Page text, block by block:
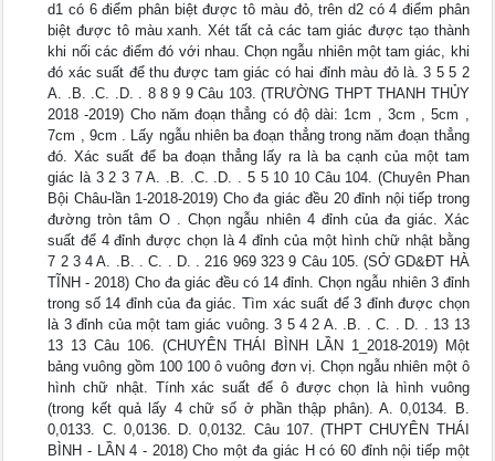
d1 có 6 điểm phân biệt được tô màu đỏ, trên d2 có 4 điểm phân
biệt được tô màu xanh. Xét tất cả các tam giác được tạo thành
khi nối các điểm đó với nhau. Chọn ngẫu nhiên một tam giác, khi
đó xác suất để thu được tam giác có hai đỉnh màu đỏ là. 3 5 5 2
A. .B. .C. .D. . 8 8 9 9 Câu 103. (TRƯỜNG THPT THANH THỦY
2018 -2019) Cho năm đoạn thẳng có độ dài: 1cm , 3cm , 5cm ,
7cm , 9cm . Lấy ngẫu nhiên ba đoạn thẳng trong năm đoạn thẳng
đó. Xác suất để ba đoạn thẳng lấy ra là ba cạnh của một tam
giác là 3 2 3 7 A. .B. .C. .D. . 5 5 10 10 Câu 104. (Chuyên Phan
Bội Châu-lần 1-2018-2019) Cho đa giác đều 20 đỉnh nội tiếp trong
đường tròn tâm O . Chọn ngẫu nhiên 4 đỉnh của đa giác. Xác
suất để 4 đỉnh được chọn là 4 đỉnh của một hình chữ nhật bằng
7 2 3 4 A. .B. . C. . D. . 216 969 323 9 Câu 105. (SỞ GD&ĐT HÀ
TĨNH - 2018) Cho đa giác đều có 14 đỉnh. Chọn ngẫu nhiên 3 đỉnh
trong số 14 đỉnh của đa giác. Tìm xác suất để 3 đỉnh được chọn
là 3 đỉnh của một tam giác vuông. 3 5 4 2 A. .B. . C. . D. . 13 13
13 13 Câu 106. (CHUYÊN THÁI BÌNH LẦN 1_2018-2019) Một
bảng vuông gồm 100 100 ô vuông đơn vị. Chọn ngẫu nhiên một ô
hình chữ nhật. Tính xác suất để ô được chọn là hình vuông
(trong kết quả lấy 4 chữ số ở phần thập phân). A. 0,0134. B.
0,0133. C. 0,0136. D. 0,0132. Câu 107. (THPT CHUYÊN THÁI
BÌNH - LẦN 4 - 2018) Cho một đa giác H có 60 đỉnh nội tiếp một